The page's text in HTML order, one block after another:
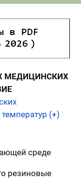
МЕДИЦИНСКИХ
(+)
среде
резиновые